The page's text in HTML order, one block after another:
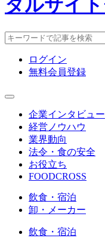
ログイン
無料会員登録
企業インタビュー
経営ノウハウ
業界動向
法令・食の安全
お役立ち
FOODCROSS
飲食・宿泊
卸・メーカー
飲食・宿泊